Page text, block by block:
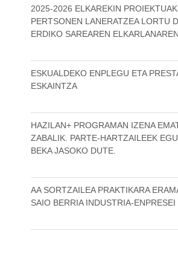
2025-2026 ELKAREKIN
PERTSONEN LANERATZEA LORTU
ERDIKO SAREAREN
ESKUALDEKO ENPLEGU ETA
ESKAINTZA
HAZILAN+ PROGRAMAN IZENA
ZABALIK. PARTE-HARTZAILEEK
BEKA JASOKO DUTE.
AA SORTZAILEA PRAKTIKARA
SAIO BERRIA INDUSTRIA-